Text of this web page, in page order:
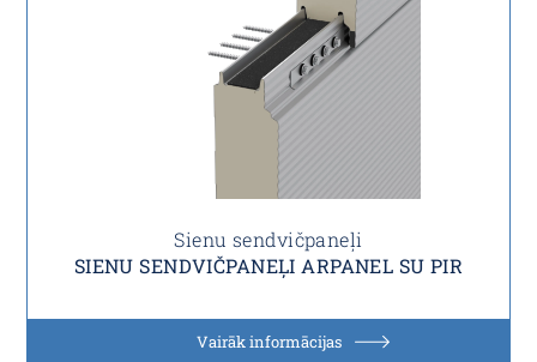
Sienu sendvičpaneļi
SIENU SENDVIČPANEĻI ARPANEL SU PIR
Vairāk informācijas